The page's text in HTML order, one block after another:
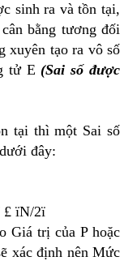
sinh ra và tồn tại,
bằng tương đối
xuyên tạo ra vô số
tử E (Sai số được
tại thì một Sai số
đây:
ïN/2ï
Giá trị của P hoặc
xác định nên Mức